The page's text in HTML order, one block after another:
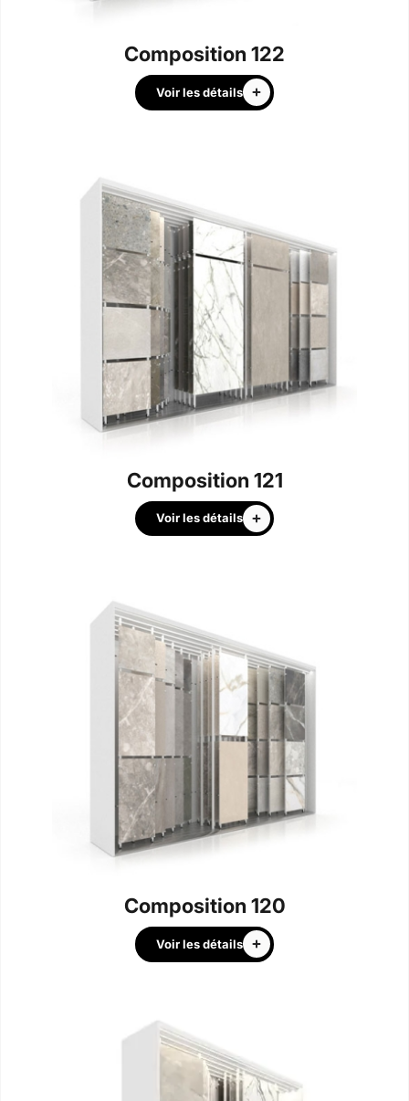
Composition 122
Voir les détails
Composition 121
Voir les détails
Composition 120
Voir les détails